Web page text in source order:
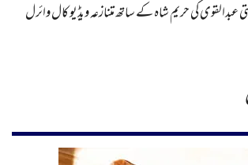
عبدالقوی کی حریم شاہ کے ساتھ متنازعہ ویڈیو کال وائرل